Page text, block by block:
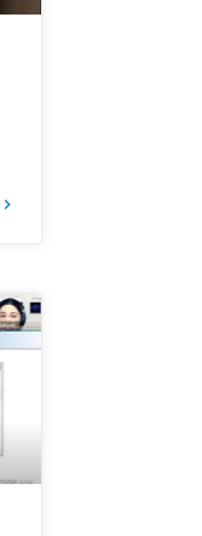
keyboard_arrow_right